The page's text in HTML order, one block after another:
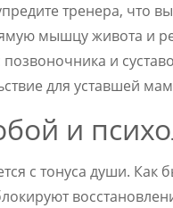
тренера, что
мышцу живота и
позвоночника и
для уставшей
и
с тонуса души.